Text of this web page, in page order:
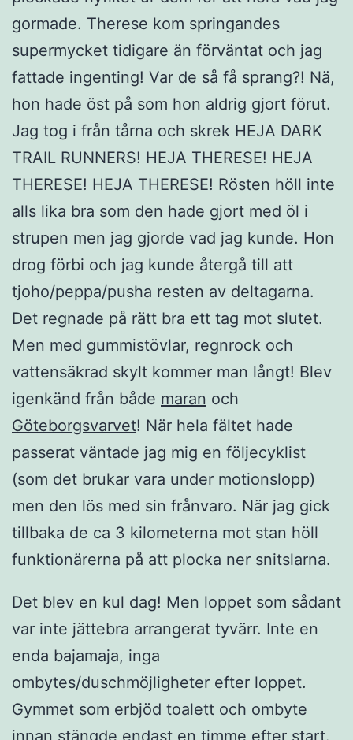
gormade. Therese kom springandes
supermycket tidigare än förväntat och jag
fattade ingenting! Var de så få sprang?! Nä,
hon hade öst på som hon aldrig gjort förut.
Jag tog i från tårna och skrek HEJA DARK
TRAIL RUNNERS! HEJA THERESE! HEJA
THERESE! HEJA THERESE! Rösten höll inte
alls lika bra som den hade gjort med öl i
strupen men jag gjorde vad jag kunde. Hon
drog förbi och jag kunde återgå till att
tjoho/peppa/pusha resten av deltagarna.
Det regnade på rätt bra ett tag mot slutet.
Men med gummistövlar, regnrock och
vattensäkrad skylt kommer man långt! Blev
igenkänd från både maran och
Göteborgsvarvet! När hela fältet hade
passerat väntade jag mig en följecyklist
(som det brukar vara under motionslopp)
men den lös med sin frånvaro. När jag gick
tillbaka de ca 3 kilometerna mot stan höll
funktionärerna på att plocka ner snitslarna.
Det blev en kul dag! Men loppet som sådant
var inte jättebra arrangerat tyvärr. Inte en
enda bajamaja, inga
ombytes/duschmöjligheter efter loppet.
Gymmet som erbjöd toalett och ombyte